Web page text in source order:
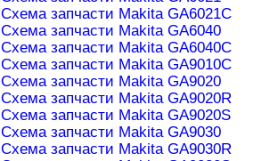
Схема запчасти Makita GA6021C
Схема запчасти Makita GA6040
Схема запчасти Makita GA6040C
Схема запчасти Makita GA9010C
Схема запчасти Makita GA9020
Схема запчасти Makita GA9020R
Схема запчасти Makita GA9020S
Схема запчасти Makita GA9030
Схема запчасти Makita GA9030R